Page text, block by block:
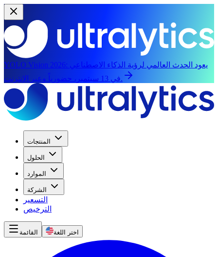
YOLO Vision 2026: يعود الحدث العالمي لرؤية الذكاء الاصطناعي
في 13 سبتمبر، حضورياً وعبر الإنترنت.
المنتجات
الحلول
الموارد
الشركة
التسعير
الترخيص
القائمة اختر اللغة